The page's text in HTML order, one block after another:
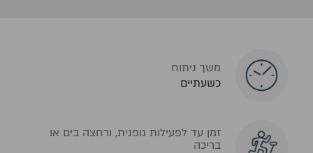
משך ניתוח
כשעתיים
זמן עד לפעילות גופנית, ורחצה בים או
בריכה